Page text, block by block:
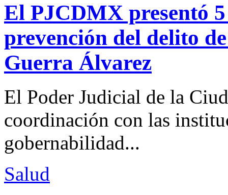
El PJCDMX presentó
prevención del delito
Guerra Álvarez
El Poder Judicial de la
coordinación con las
gobernabilidad...
Salud